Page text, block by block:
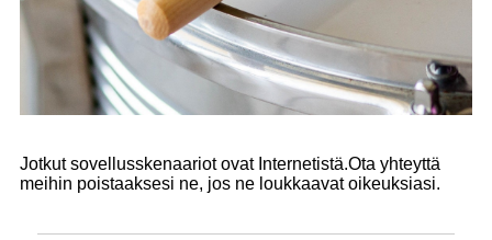
Jotkut sovellusskenaariot ovat Internetistä.Ota yhteyttä
meihin poistaaksesi ne, jos ne loukkaavat oikeuksiasi.